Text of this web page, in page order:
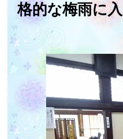
格的な梅雨に